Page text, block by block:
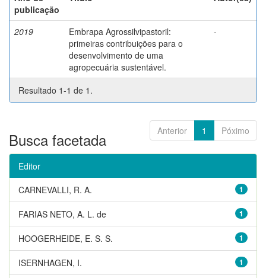
publicação
2019
Embrapa Agrossilvipastoril:
primeiras contribuições para o
desenvolvimento de uma
agropecuária sustentável.
-
Resultado 1-1 de 1.
Anterior 1 Póximo
Busca facetada
Editor
1
CARNEVALLI, R. A.
1
FARIAS NETO, A. L. de
1
HOOGERHEIDE, E. S. S.
1
ISERNHAGEN, I.